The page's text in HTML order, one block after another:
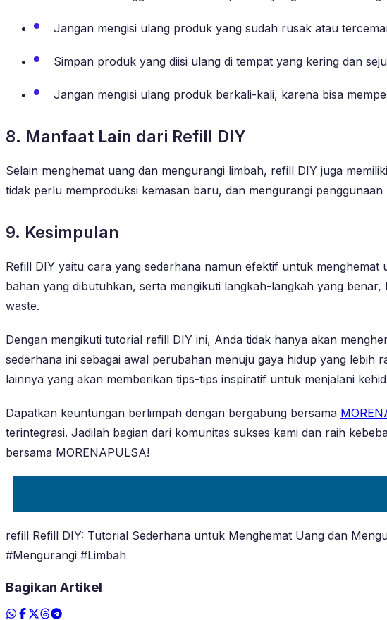
Jangan mengisi ulang produk yang sudah rusak atau
Simpan produk yang diisi ulang di tempat yang kering dan
Jangan mengisi ulang produk berkali-kali, karena bisa
8. Manfaat Lain dari Refill DIY
Selain menghemat uang dan mengurangi limbah, refill DIY juga
tidak perlu memproduksi kemasan baru, dan mengurangi
9. Kesimpulan
Refill DIY yaitu cara yang sederhana namun efektif untuk
bahan yang dibutuhkan, serta mengikuti langkah-langkah yang
waste.
Dengan mengikuti tutorial refill DIY ini, Anda tidak hanya akan
sederhana ini sebagai awal perubahan menuju gaya hidup yang lebih
lainnya yang akan memberikan tips-tips inspiratif untuk menjalani
Dapatkan keuntungan berlimpah dengan bergabung bersama
terintegrasi. Jadilah bagian dari komunitas sukses kami dan raih
bersama MORENAPULSA!
refill Refill DIY: Tutorial Sederhana untuk Menghemat Uang dan
#Mengurangi #Limbah
Bagikan Artikel